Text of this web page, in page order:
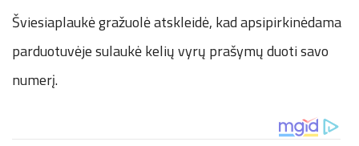
Šviesiaplaukė gražuolė atskleidė, kad apsipirkinėdama
parduotuvėje sulaukė kelių vyrų prašymų duoti savo
numerį.